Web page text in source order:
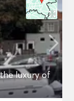
luxury of